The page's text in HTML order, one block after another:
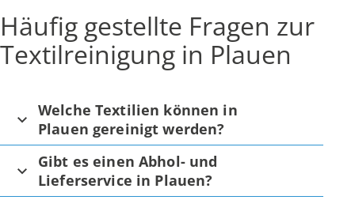
Häufig gestellte Fragen zur
Textilreinigung in Plauen
Welche Textilien können in
Plauen gereinigt werden?
Gibt es einen Abhol- und
Lieferservice in Plauen?